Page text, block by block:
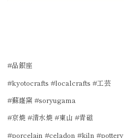
#品銀座
#kyotocrafts #localcrafts #工芸
#蘇嶐窯 #soryugama
#京焼 #清水焼 #東山 #青磁
#porcelain #celadon #kiln #pottery